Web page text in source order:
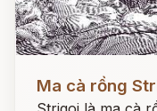
Ma cà rồng